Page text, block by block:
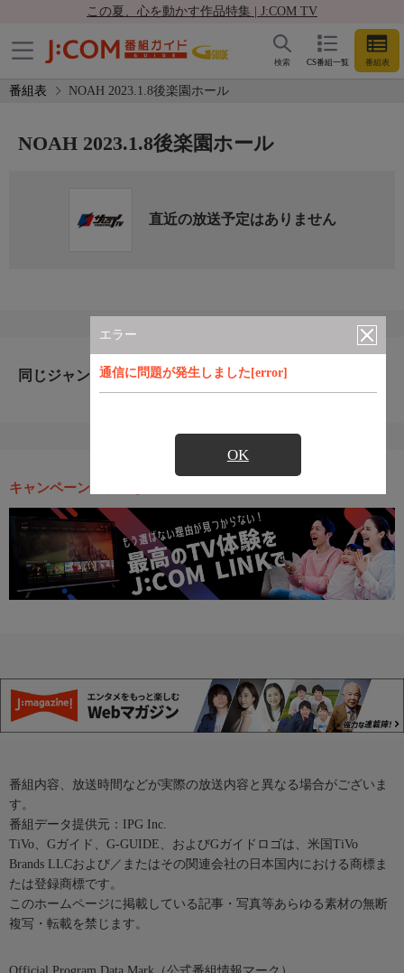
この夏、心を動かす作品特集 | J:COM TV
CS番組一覧 番組表
検索
番組表 NOAH 2023.1.8後楽園ホール
エラー
通信に問題が発生しました[error]
OK
NOAH 2023.1.8後楽園ホール
直近の放送予定はありません
同じジャンルのおすすめ番組
キャンペーン・お得な情報
番組内容、放送時間などが実際の放送内容と異なる場合がございま
す。
番組データ提供元：IPG Inc.
TiVo、Gガイド、G-GUIDE、およびGガイドロゴは、米国TiVo
Brands LLCおよび／またはその関連会社の日本国内における商標ま
たは登録商標です。
このホームページに掲載している記事・写真等あらゆる素材の無断
複写・転載を禁じます。